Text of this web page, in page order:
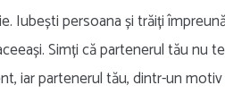
Iubești persoana și trăiți
Simți că partenerul tău nu
iar partenerul tău, dintr-un